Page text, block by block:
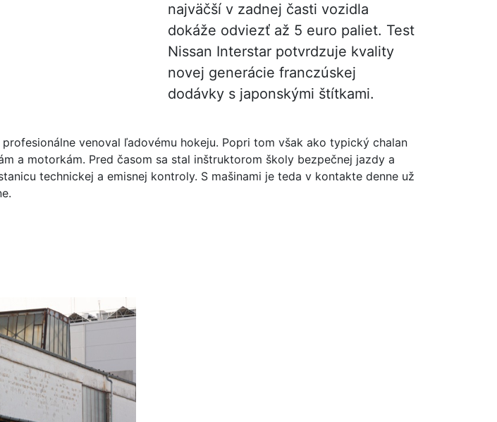
najväčší v zadnej časti vozidla
dokáže odviezť až 5 euro paliet. Test
Nissan Interstar potvrdzuje kvality
novej generácie franczúskej
dodávky s japonskými štítkami.
venoval ľadovému hokeju. Popri tom však ako typický chalan
a motorkám. Pred časom sa stal inštruktorom školy bezpečnej jazdy a
technickej a emisnej kontroly. S mašinami je teda v kontakte denne už